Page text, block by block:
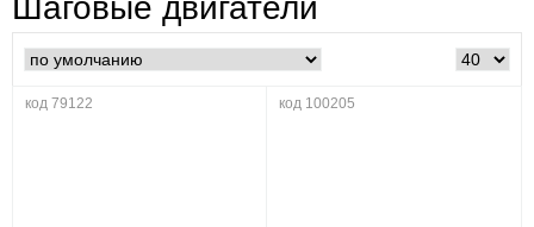
Шаговые двигатели
код 79122 код 100205